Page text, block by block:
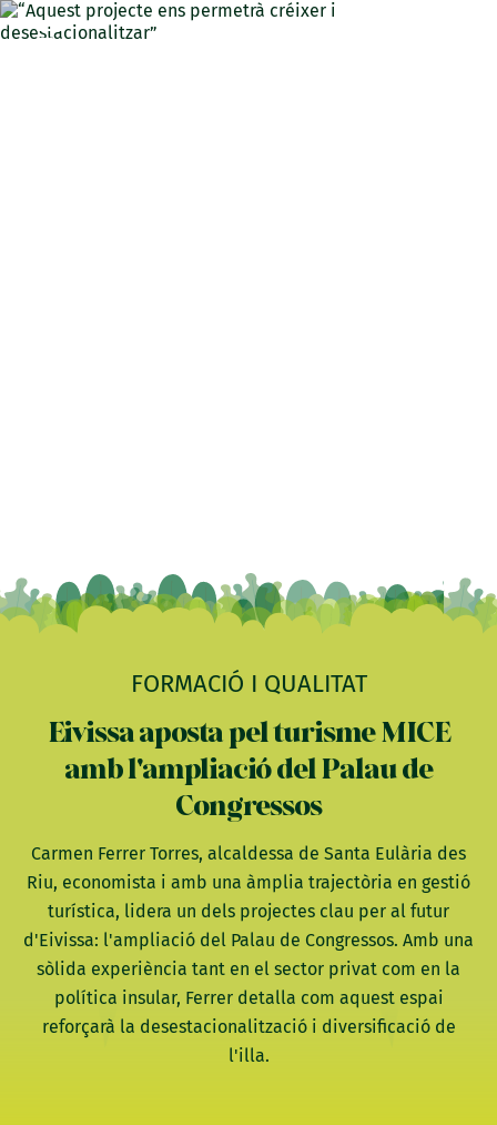
FORMACIÓ I QUALITAT
Eivissa aposta pel turisme MICE
amb l'ampliació del Palau de
Congressos
Carmen Ferrer Torres, alcaldessa de Santa Eulària des
Riu, economista i amb una àmplia trajectòria en gestió
turística, lidera un dels projectes clau per al futur
d'Eivissa: l'ampliació del Palau de Congressos. Amb una
sòlida experiència tant en el sector privat com en la
política insular, Ferrer detalla com aquest espai
reforçarà la desestacionalització i diversificació de
l'illa.